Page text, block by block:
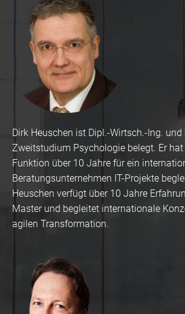
Dirk Heuschen ist Dipl.-Wirtsch.-Ing.
Zweitstudium Psychologie belegt. Er
Funktion über 10 Jahre für ein
Beratungsunternehmen IT-Projekte
Heuschen verfügt über 10 Jahre
Master und begleitet internationale
agilen Transformation.